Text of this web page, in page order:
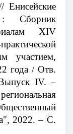
Енисейские
: Сборник
XIV
участием,
года / Отв.
IV. –
2022. – С.